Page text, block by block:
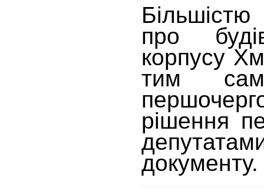
про
корпусу
тим
рішення
документу.